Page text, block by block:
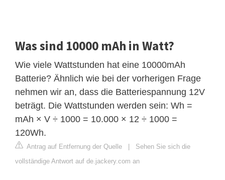
Was sind 10000 mAh in Watt?
Wie viele Wattstunden hat eine 10000mAh
Batterie? Ähnlich wie bei der vorherigen Frage
nehmen wir an, dass die Batteriespannung 12V
beträgt. Die Wattstunden werden sein: Wh =
mAh × V ÷ 1000 = 10.000 × 12 ÷ 1000 =
120Wh.
Antrag auf Entfernung der Quelle
Sehen Sie sich die
vollständige Antwort auf de.jackery.com an